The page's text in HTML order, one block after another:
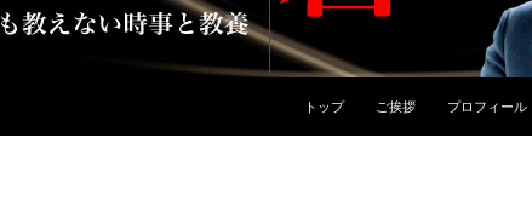
トップ ご挨拶 プロフィール